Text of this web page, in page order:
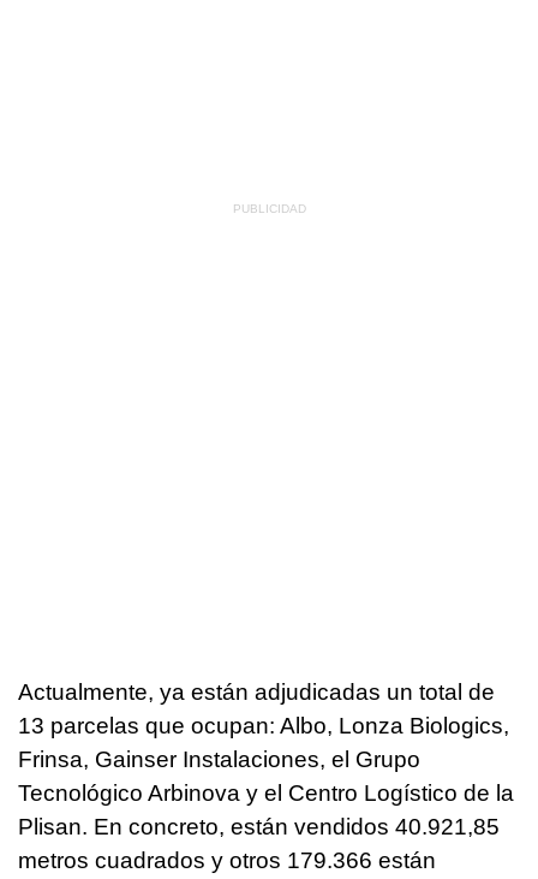
Actualmente, ya están adjudicadas un total de
13 parcelas que ocupan: Albo, Lonza Biologics,
Frinsa, Gainser Instalaciones, el Grupo
Tecnológico Arbinova y el Centro Logístico de la
Plisan. En concreto, están vendidos 40.921,85
metros cuadrados y otros 179.366 están